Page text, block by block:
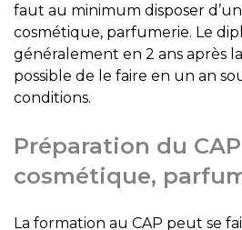
faut au minimum disposer
cosmétique, parfumerie. Le
généralement en 2 ans après
possible de le faire en un an
conditions.
Préparation du
cosmétique,
La formation au CAP peut se